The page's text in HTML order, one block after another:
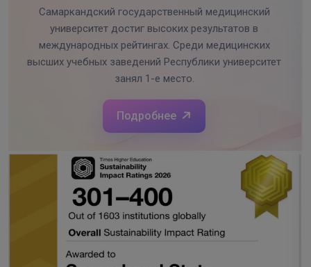
Самаркандский государственный медицинский
университет достиг высоких результатов в
международных рейтингах. Среди медицинских
высших учебных заведений Республики университет
занял 1-е место.
Подробнее